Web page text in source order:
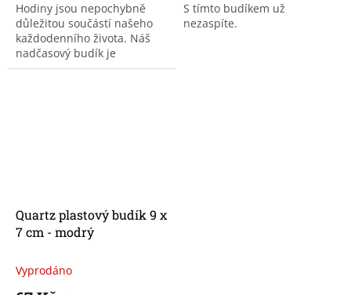
Hodiny jsou nepochybně
důležitou součástí našeho
každodenního života. Náš
nadčasový budík je
charakteristický svým
S tímto budíkem už
nezaspíte.
Quartz plastový budík 9 x
7 cm - modrý
Vyprodáno